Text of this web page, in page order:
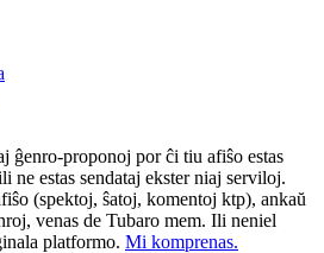
ĝenro-proponoj por ĉi tiu afiŝo estas
ne estas sendataj ekster niaj serviloj.
(spektoj, ŝatoj, komentoj ktp), ankaŭ
venas de Tubaro mem. Ili neniel
platformo. Mi komprenas.